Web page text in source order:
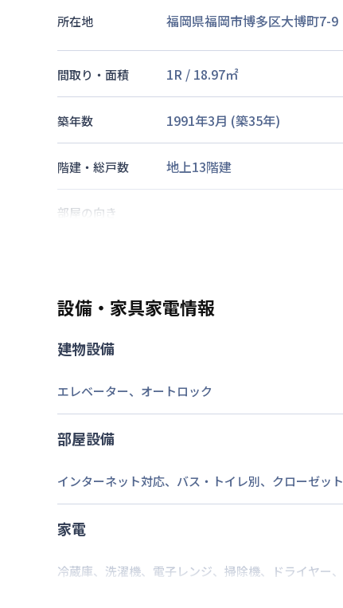
所在地 福岡県福岡市博多区大博町7-9
間取り・面積 1R / 18.97㎡
築年数 1991年3月 (築35年)
階建・総戸数 地上13階建
部屋の向き
駐車場 なし
情報更新日
設備・家具家電情報
建物設備
エレベーター、 オートロック
部屋設備
インターネット対応、 バス・トイレ別、 クローゼット
家電
冷蔵庫、 洗濯機、 電子レンジ、 掃除機、 ドライヤー、